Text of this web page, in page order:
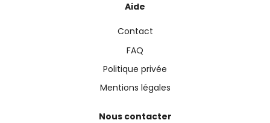
Aide
Contact
FAQ
Politique privée
Mentions légales
Nous contacter